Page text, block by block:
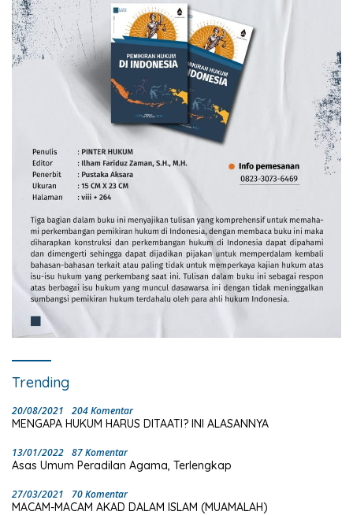
Trending
20/08/2021 204 Komentar
MENGAPA HUKUM HARUS DITAATI? INI ALASANNYA
13/01/2022 87 Komentar
Asas Umum Peradilan Agama, Terlengkap
27/03/2021 70 Komentar
MACAM-MACAM AKAD DALAM ISLAM (MUAMALAH)